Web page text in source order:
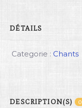
DÉTAILS
Categorie : Chants
DESCRIPTION(S) 0